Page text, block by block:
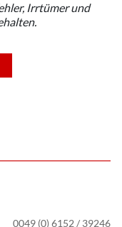
Irrtümer und
0049 (0) 6152 / 39246